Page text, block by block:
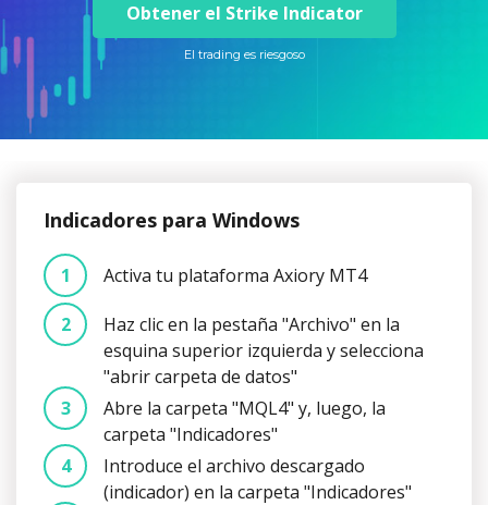
Fondos cotizados (ETFs)
NUEVO
Guía de instalación de cTrader
Premios a nivel global
Preguntas frecuentes
Contáctanos
عربى
Русский
Abrir cuenta real
Obtener el Strike Indicator
El trading es riesgoso
Indicadores para Windows
Activa tu plataforma Axiory MT4
Haz clic en la pestaña "Archivo" en la
esquina superior izquierda y selecciona
"abrir carpeta de datos"
Abre la carpeta "MQL4" y, luego, la
carpeta "Indicadores"
Introduce el archivo descargado
(indicador) en la carpeta "Indicadores"